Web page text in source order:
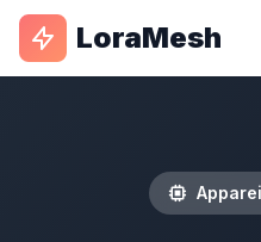
LoraMesh